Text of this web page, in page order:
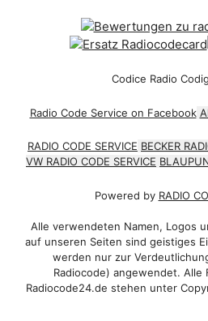
Codice Radio
Radio Code Service on Facebook
RADIO CODE SERVICE BECKER
VW RADIO CODE SERVICE
Powered by RADIO
Alle verwendeten Namen, Logos
auf unseren Seiten sind geistiges
werden nur zur
Radiocode) angewendet. Alle
Radiocode24.de stehen unter